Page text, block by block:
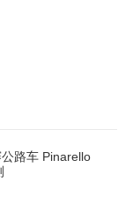
路车 Pinarello